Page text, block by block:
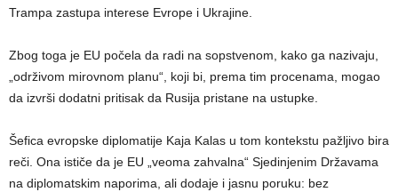
Trampa zastupa interese Evrope i Ukrajine.
Zbog toga je EU počela da radi na sopstvenom, kako ga nazivaju,
„održivom mirovnom planu“, koji bi, prema tim procenama, mogao
da izvrši dodatni pritisak da Rusija pristane na ustupke.
Šefica evropske diplomatije Kaja Kalas u tom kontekstu pažljivo bira
reči. Ona ističe da je EU „veoma zahvalna“ Sjedinjenim Državama
na diplomatskim naporima, ali dodaje i jasnu poruku: bez